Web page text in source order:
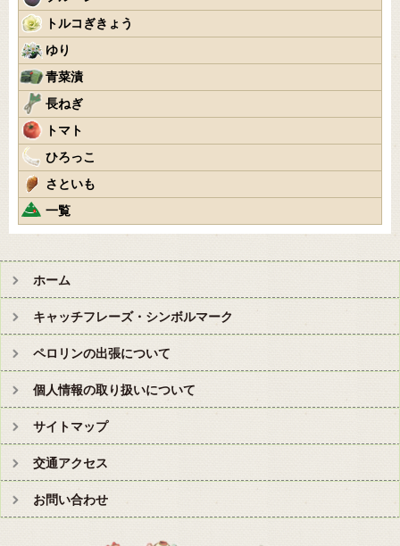
トルコぎきょう
ゆり
青菜漬
長ねぎ
トマト
ひろっこ
さといも
一覧
ホーム
キャッチフレーズ・シンボルマーク
ペロリンの出張について
個人情報の取り扱いについて
サイトマップ
交通アクセス
お問い合わせ